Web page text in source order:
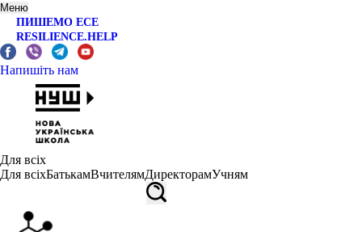
Меню
ПИШЕМО ЕСЕ
RESILIENCE.HELP
Напишіть нам
Для всіх
Для всіхБатькамВчителямДиректорамУчням